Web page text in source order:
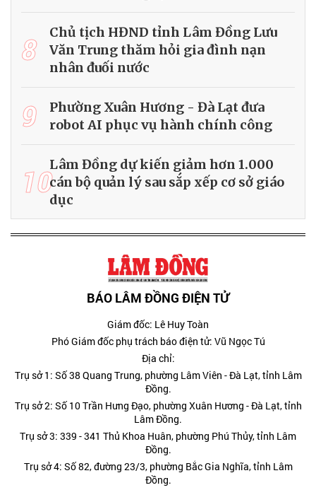
8
Chủ tịch HĐND tỉnh Lâm Đồng Lưu
Văn Trung thăm hỏi gia đình nạn
nhân đuối nước
9
Phường Xuân Hương - Đà Lạt đưa
robot AI phục vụ hành chính công
10Lâm Đồng dự kiến giảm hơn 1.000
cán bộ quản lý sau sắp xếp cơ sở giáo
dục
BÁO LÂM ĐỒNG ĐIỆN TỬ
Giám đốc: Lê Huy Toàn
Phó Giám đốc phụ trách báo điện tử: Vũ Ngọc Tú
Địa chỉ:
Trụ sở 1: Số 38 Quang Trung, phường Lâm Viên - Đà Lạt, tỉnh Lâm
Đồng.
Trụ sở 2: Số 10 Trần Hưng Đạo, phường Xuân Hương - Đà Lạt, tỉnh
Lâm Đồng.
Trụ sở 3: 339 - 341 Thủ Khoa Huân, phường Phú Thủy, tỉnh Lâm
Đồng.
Trụ sở 4: Số 82, đường 23/3, phường Bắc Gia Nghĩa, tỉnh Lâm
Đồng.